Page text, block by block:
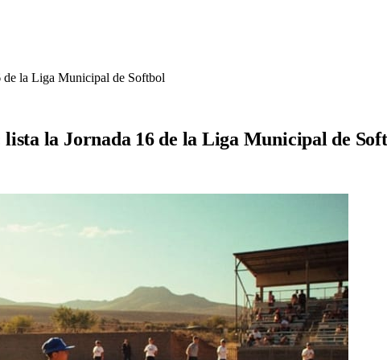
de la Liga Municipal de Softbol
la Jornada 16 de la Liga Municipal de